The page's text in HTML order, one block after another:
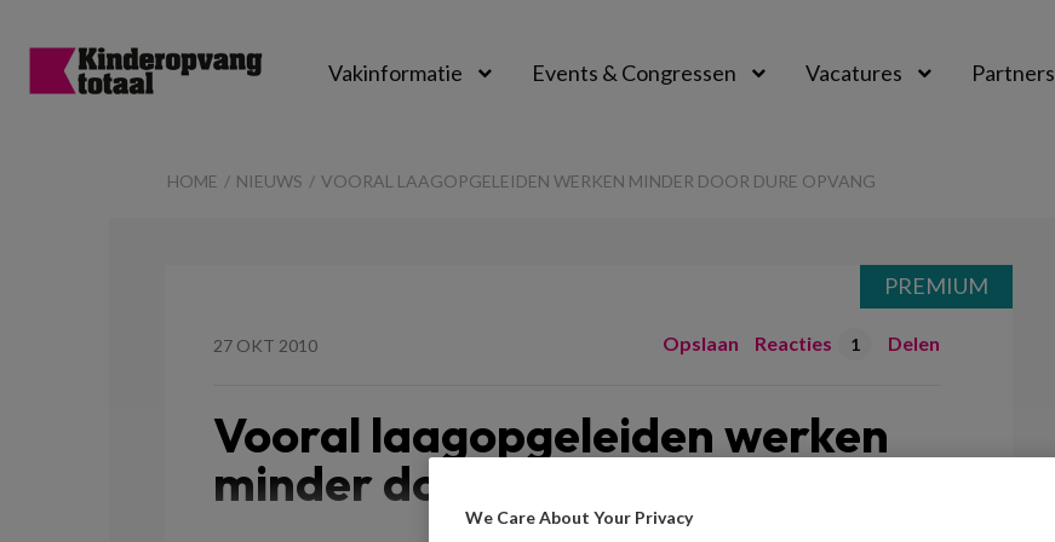
Vakinformatie Events & Congressen Vacatures Partners
HOME NIEUWS VOORAL LAAGOPGELEIDEN WERKEN MINDER DOOR DURE OPVANG
27 OKT 2010 Opslaan Reacties 1 Delen
Vooral laagopgeleiden werken
minder door dure opvang
PREMIUM
We Care About Your Privacy